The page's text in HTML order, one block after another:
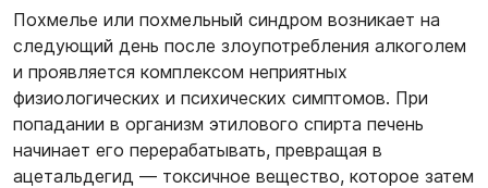
Похмелье или похмельный синдром возникает на
следующий день после злоупотребления алкоголем
и проявляется комплексом неприятных
физиологических и психических симптомов. При
попадании в организм этилового спирта печень
начинает его перерабатывать, превращая в
ацетальдегид — токсичное вещество, которое затем